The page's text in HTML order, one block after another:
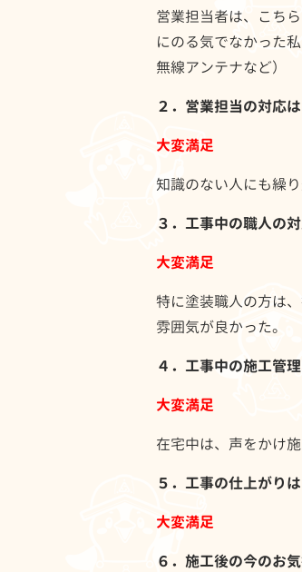
営業担当者は、こち
にのる気でなかった
無線アンテナなど）
２．営業担当の対応
大変満足
知識のない人にも繰
３．工事中の職人の
大変満足
特に塗装職人の方は
雰囲気が良かった。
４．工事中の施工管
大変満足
在宅中は、声をかけ
５．工事の仕上がり
大変満足
６．施工後の今のお